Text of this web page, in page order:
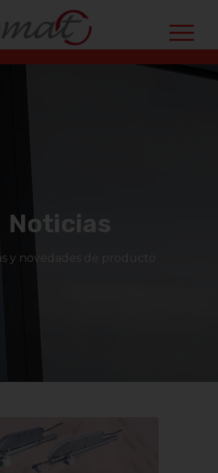
Noticias
y novedades de producto